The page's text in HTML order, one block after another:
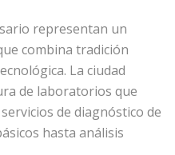
representan un
combina tradición
La ciudad
de laboratorios que
de diagnóstico de
hasta análisis